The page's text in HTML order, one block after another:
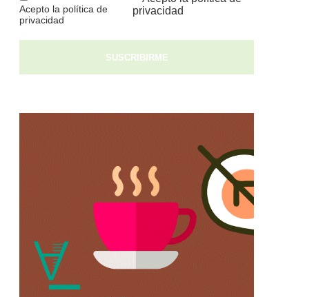
Acepto la política de
privacidad
privacidad